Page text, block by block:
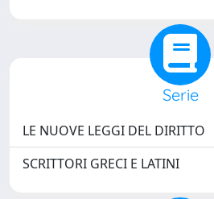
Serie
LE NUOVE LEGGI DEL DIRITTO
SCRITTORI GRECI E LATINI